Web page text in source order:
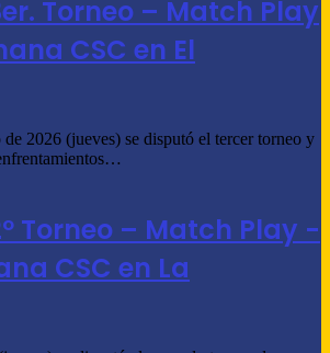
Torneo – Match Play
CSC en El
2026 (jueves) se disputó el tercer torneo y
Torneo – Match Play -
CSC en La